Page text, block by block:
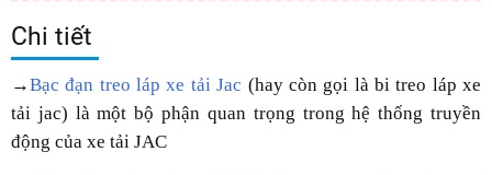
Chi tiết
→Bạc đạn treo láp xe tải Jac (hay còn gọi là bi treo láp xe
tải jac) là một bộ phận quan trọng trong hệ thống truyền
động của xe tải JAC